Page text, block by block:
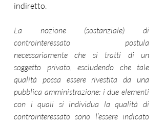
indiretto.
La nozione (sostanziale) di
controinteressato postula
necessariamente che si tratti di un
soggetto privato, escludendo che tale
qualità possa essere rivestita da una
pubblica amministrazione: i due elementi
con i quali si individua la qualità di
controinteressato sono l’essere indicato